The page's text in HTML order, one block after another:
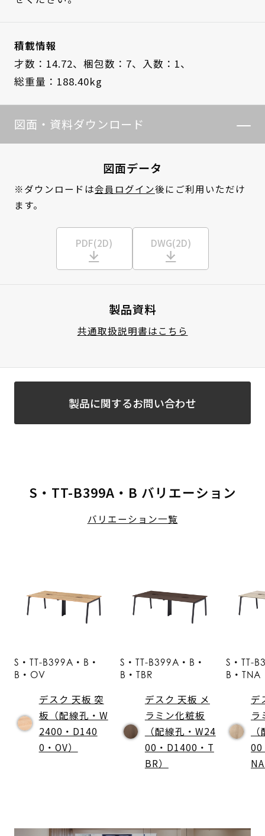
積載情報
才数：14.72、 梱包数：7、
入数：1、
総重量：188.40kg
図面・資料ダウンロード
図面データ
※ダウンロードは会員ログイン後にご利用いただけ
ます。
PDF(2D) DWG(2D)
製品資料
共通取扱説明書はこちら
製品に関するお問い合わせ
S・TT-B399A・B バリエーション
バリエーション一覧
S・TT-B399A・B・
B・OV
デスク 天板 突
板（配線孔・W
2400・D140
0・OV）
S・TT-B399A・B・
B・TBR
デスク 天板 メ
ラミン化粧板
（配線孔・W24
00・D1400・T
BR）
S・TT-
B・TNA
デ
ラ
00